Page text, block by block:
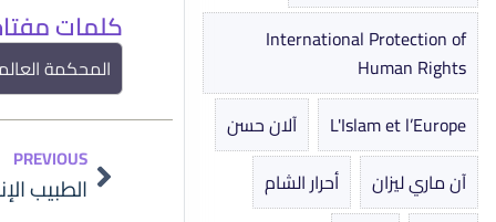
International Protection of
Human Rights
L'Islam et l’Europe
آلان حسن
آن ماري ليزان
أحرار الشام
كلمات
المحكمة
Prev
PREVIOUS